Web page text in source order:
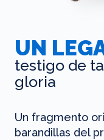
UN
testigo de
gloria
Un fragmento
barandillas del